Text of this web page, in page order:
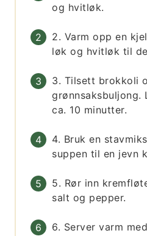
og hvitløk.
2. Varm opp en
løk og hvitløk til
3. Tilsett brokkoli
grønnsaksbuljong.
ca. 10 minutter.
4. Bruk en
suppen til en jevn
5. Rør inn
salt og pepper.
6. Server varm